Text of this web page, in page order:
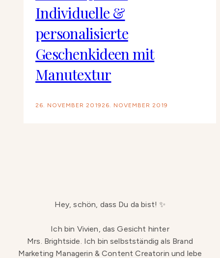
Individuelle &
personalisierte
Geschenkideen mit
Manutextur
26. NOVEMBER 2019 26. NOVEMBER 2019
Hey, schön, dass Du da bist! ✨
Ich bin Vivien, das Gesicht hinter
Mrs. Brightside. Ich bin selbstständig als Brand
Marketing Managerin & Content Creatorin und lebe